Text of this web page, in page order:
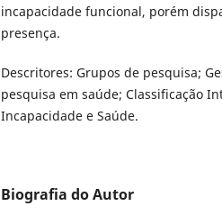
incapacidade funcional, porém
presença.
Descritores: Grupos de pesquisa;
pesquisa em saúde; Classificação
Incapacidade e Saúde.
Biografia do Autor